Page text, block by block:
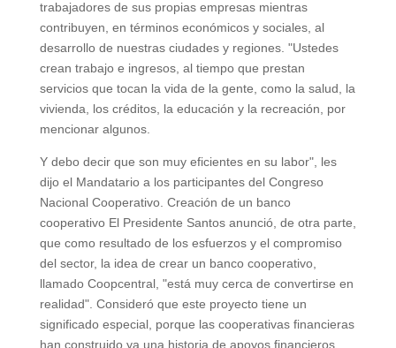
trabajadores de sus propias empresas mientras
contribuyen, en términos económicos y sociales, al
desarrollo de nuestras ciudades y regiones. "Ustedes
crean trabajo e ingresos, al tiempo que prestan
servicios que tocan la vida de la gente, como la salud, la
vivienda, los créditos, la educación y la recreación, por
mencionar algunos.
Y debo decir que son muy eficientes en su labor", les
dijo el Mandatario a los participantes del Congreso
Nacional Cooperativo. Creación de un banco
cooperativo El Presidente Santos anunció, de otra parte,
que como resultado de los esfuerzos y el compromiso
del sector, la idea de crear un banco cooperativo,
llamado Coopcentral, "está muy cerca de convertirse en
realidad". Consideró que este proyecto tiene un
significado especial, porque las cooperativas financieras
han construido ya una historia de apoyos financieros,